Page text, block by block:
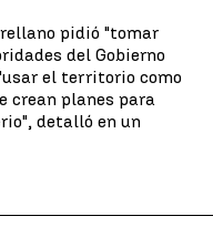
pidió "tomar
del Gobierno
el territorio como
crean planes para
detalló en un